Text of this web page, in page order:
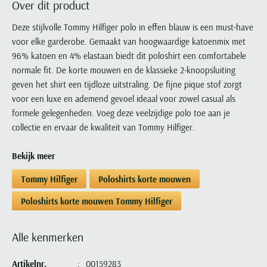
Portofino
Profuomo
R2
Seidensticker
State of Art
Tommy Hilfiger
Vanguard
Populaire kleuren
Wit overhemd heren
Zwart overhemd heren
Groen overhemd heren
PME Legend
Polo Ralph Lauren
Portofino
Profuomo
State of Art
Superdry
Tommy Hilfiger
Grote maten
Grote maten poloshirts
Grote maten herenmode
Populaire kleuren
Witte polo heren
Polo Ralph Lauren
PME Legend
Portofino
Profuomo
State of Art
Superdry
Thomas Maine
Vanguard
William Lockie
Populaire materialen
Merino wol trui
Pierre Cardin
PME Legend
Polo Ralph Lauren
Portofino
Replay
Tommy Hilfiger
Tramarossa
Deals
2e broek voor de helft
Meyer Chicago
Meyer Diego
PME Legend
Polo Ralph Lauren
Portofino
Reset
State of Art
Superdry
Tenson
UBR
Vanguard
Wellington of Billmore
Grote maten jassen
Grote maten winterjassen
Tussenjassen
Bodywarmers
New Zealand
Olymp
Paul & Shark
Polo Ralph Lauren
PME Legend
Profuomo
R2
Superdry
Tenson
Tommy Hilfiger
Vanguard
Lacoste
Ledub
Lyle & Scott
Mac
Maerz
Magnanni
Mason's
Meyer
New Zealand
North 84
Over dit product
Deze stijlvolle Tommy Hilfiger polo in effen blauw is een must-have
voor elke garderobe. Gemaakt van hoogwaardige katoenmix met
96% katoen en 4% elastaan biedt dit poloshirt een comfortabele
normale fit. De korte mouwen en de klassieke 2-knoopsluiting
geven het shirt een tijdloze uitstraling. De fijne pique stof zorgt
voor een luxe en ademend gevoel ideaal voor zowel casual als
formele gelegenheden. Voeg deze veelzijdige polo toe aan je
collectie en ervaar de kwaliteit van Tommy Hilfiger.
Bekijk meer
Tommy Hilfiger
Poloshirts korte mouwen
Poloshirts korte mouwen Tommy Hilfiger
Alle kenmerken
Artikelnr. 00159283